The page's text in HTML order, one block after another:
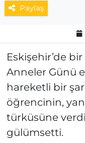
Paylaş
Eskişehir’de
Anneler Günü
hareketli bir
öğrencinin,
türküsüne
gülümsetti.